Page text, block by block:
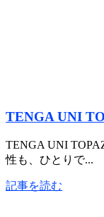
TENGA UNI
TENGA UNI
性も、ひとりで...
記事を読む